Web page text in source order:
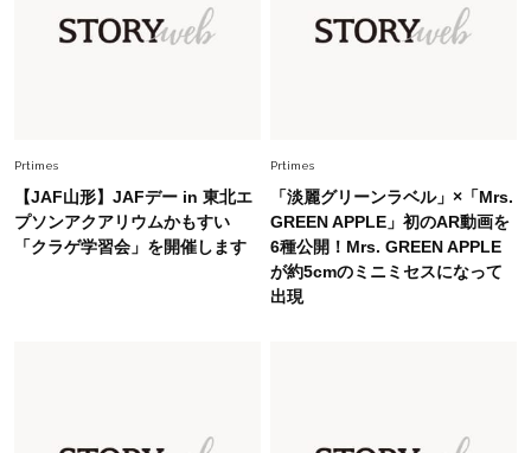
Fashion 2026.5.29
今、40代の「メガネ＆サングラス」のトレンド
オシャレ40代の【ワンピ＆オールインワン】最
旬着こなし3選。地味見え回避のコツは「バッグ
選び」！
Fashion
スタイリストが本気で推す！40代がほどよく華
【最旬かごバッグ】6選
Prtimes
【JAF山形】JAFデー in 東北エ
プソンアクアリウムかもすい
「クラゲ学習会」を開催します
Prtimes
「淡麗グリーンラベル」×「Mrs.
GREEN APPLE」初のAR動画を
6種公開！Mrs. GREEN APPLE
が約5cmのミニミセスになって
出現